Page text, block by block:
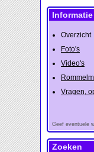
Informatie
Overzicht
Foto's
Video's
Vragen,
Geef eventuele
Zoeken